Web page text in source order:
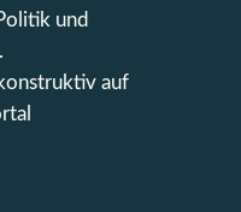
und
auf